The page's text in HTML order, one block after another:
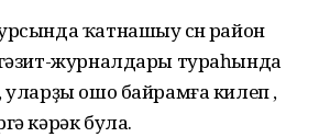
ҡатнашыу өсөн район
журналдары тураһында
ошо байрамға килеп ,
кәрәк була.